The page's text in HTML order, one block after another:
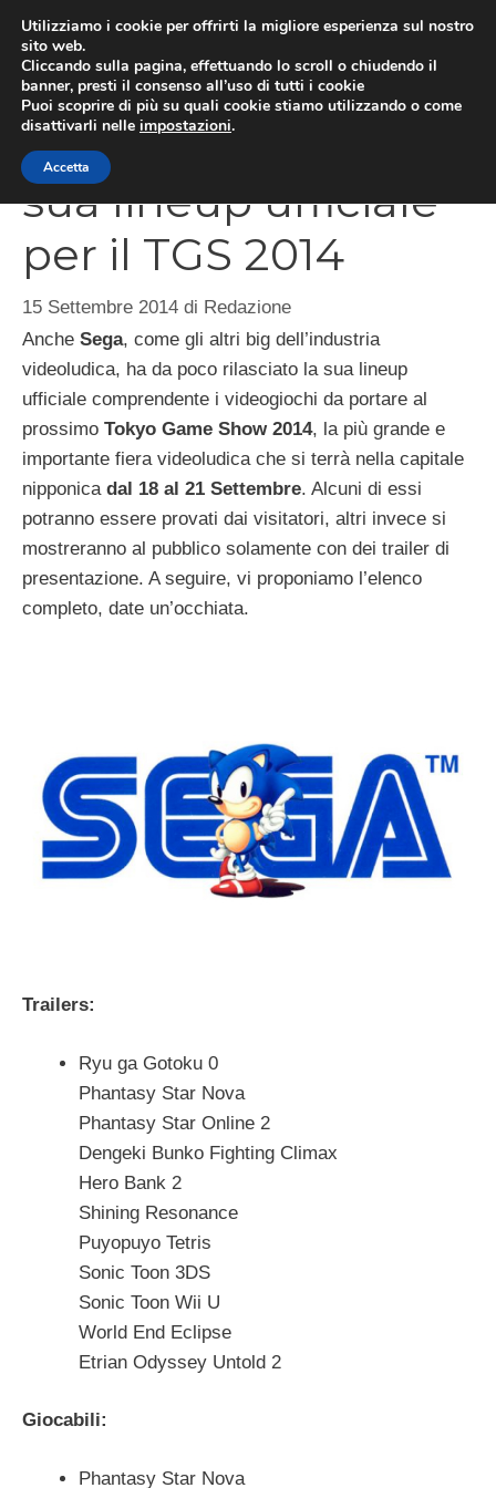
contenuto
SEGA annuncia la
sua lineup ufficiale
per il TGS 2014
15 Settembre 2014 di Redazione
Anche Sega, come gli altri big dell’industria
videoludica, ha da poco rilasciato la sua lineup
ufficiale comprendente i videogiochi da portare al
prossimo Tokyo Game Show 2014, la più grande e
importante fiera videoludica che si terrà nella capitale
nipponica dal 18 al 21 Settembre. Alcuni di essi
potranno essere provati dai visitatori, altri invece si
mostreranno al pubblico solamente con dei trailer di
presentazione. A seguire, vi proponiamo l’elenco
completo, date un’occhiata.
Trailers:
Ryu ga Gotoku 0
Phantasy Star Nova
Phantasy Star Online 2
Dengeki Bunko Fighting Climax
Hero Bank 2
Shining Resonance
Puyopuyo Tetris
Sonic Toon 3DS
Sonic Toon Wii U
World End Eclipse
Etrian Odyssey Untold 2
Giocabili:
Phantasy Star Nova
Utilizziamo i cookie per offrirti la migliore esperienza sul nostro
sito web.
Cliccando sulla pagina, effettuando lo scroll o chiudendo il
banner, presti il consenso all’uso di tutti i cookie
Puoi scoprire di più su quali cookie stiamo utilizzando o come
disattivarli nelle impostazioni.
Accetta